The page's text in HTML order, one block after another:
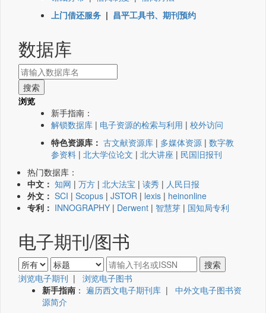
上门借还服务 | 昌平工具书、期刊预约
数据库
浏览
新手指南：
解锁数据库 | 电子资源的检索与利用 | 校外访问
特色资源库： 古文献资源库 | 多媒体资源 | 数字教
参资料 | 北大学位论文 | 北大讲座 | 民国旧报刊
热门数据库：
中文： 知网 | 万方 | 北大法宝 | 读秀 | 人民日报
外文： SCI | Scopus | JSTOR | lexis | heinonline
专利： INNOGRAPHY | Derwent | 智慧芽 | 国知局专利
电子期刊/图书
浏览电子期刊 | 浏览电子图书
新手指南 ： 遍历西文电子期刊库 | 中外文电子图书资
源简介